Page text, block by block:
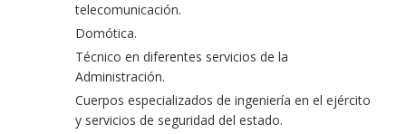
telecomunicación.
Domótica.
Técnico en diferentes servicios de la
Administración.
Cuerpos especializados de ingeniería en el ejército
y servicios de seguridad del estado.